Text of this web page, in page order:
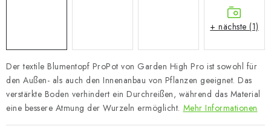
Der textile Blumentopf ProPot von Garden High Pro ist sowohl für
den Außen- als auch den Innenanbau von Pflanzen geeignet. Das
verstärkte Boden verhindert ein Durchreißen, während das Material
eine bessere Atmung der Wurzeln ermöglicht. Mehr Informationen
+ nächste (1)